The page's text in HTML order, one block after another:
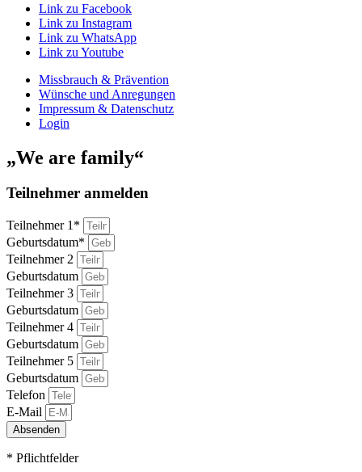
Link zu Facebook
Link zu Instagram
Link zu WhatsApp
Link zu Youtube
Missbrauch & Prävention
Wünsche und Anregungen
Impressum & Datenschutz
Login
„We are family“
Teilnehmer anmelden
Teilnehmer 1*
Geburtsdatum*
Teilnehmer 2
Geburtsdatum
Teilnehmer 3
Geburtsdatum
Teilnehmer 4
Geburtsdatum
Teilnehmer 5
Geburtsdatum
Telefon
E-Mail
Absenden
* Pflichtfelder